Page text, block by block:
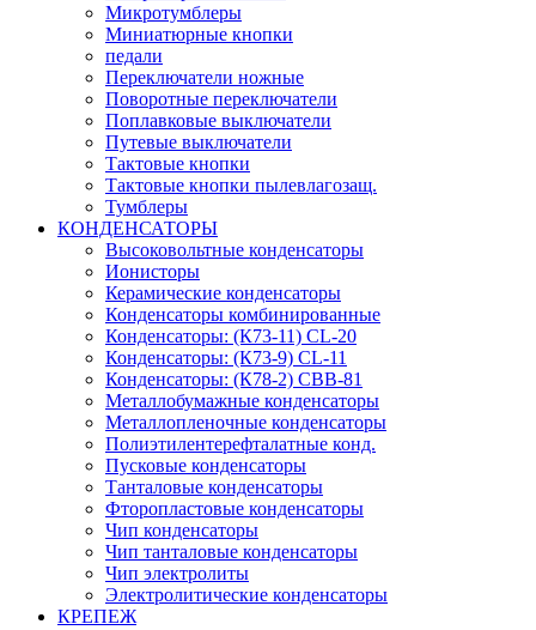
Микротумблеры
Миниатюрные кнопки
педали
Переключатели ножные
Поворотные переключатели
Поплавковые выключатели
Путевые выключатели
Тактовые кнопки
Тактовые кнопки пылевлагозащ.
Тумблеры
КОНДЕНСАТОРЫ
Высоковольтные конденсаторы
Ионисторы
Керамические конденсаторы
Конденсаторы комбинированные
Конденсаторы: (К73-11) CL-20
Конденсаторы: (К73-9) CL-11
Конденсаторы: (К78-2) CBB-81
Металлобумажные конденсаторы
Металлопленочные конденсаторы
Полиэтилентерефталатные конд.
Пусковые конденсаторы
Танталовые конденсаторы
Фторопластовые конденсаторы
Чип конденсаторы
Чип танталовые конденсаторы
Чип электролиты
Электролитические конденсаторы
КРЕПЕЖ